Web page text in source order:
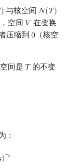
) 与核空间 𝑁(𝑇)
N(T)
空间 𝑉
V 在变换
压缩到 0
0 （核空
间是 𝑇
T 的不变
：
)𝑟𝑆
S